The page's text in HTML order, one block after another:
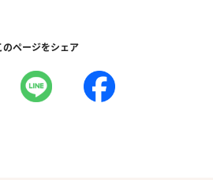
のページをシェア